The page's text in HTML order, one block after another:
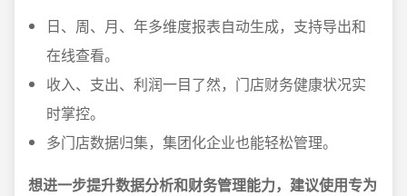
日、周、月、年多维度报表自动生成，支持导出和
在线查看。
收入、支出、利润一目了然，门店财务健康状况实
时掌控。
多门店数据归集，集团化企业也能轻松管理。
想进一步提升数据分析和财务管理能力，建议使用专为